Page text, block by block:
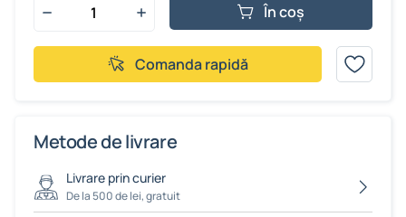
În coș
Comanda rapidă
Metode de livrare
Livrare prin curier
De la 500 de lei, gratuit